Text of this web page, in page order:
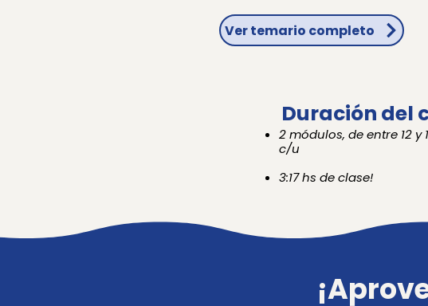
Ver temario completo
Duración del
2 módulos, de entre 12 y
c/u
3:17 hs de clase!